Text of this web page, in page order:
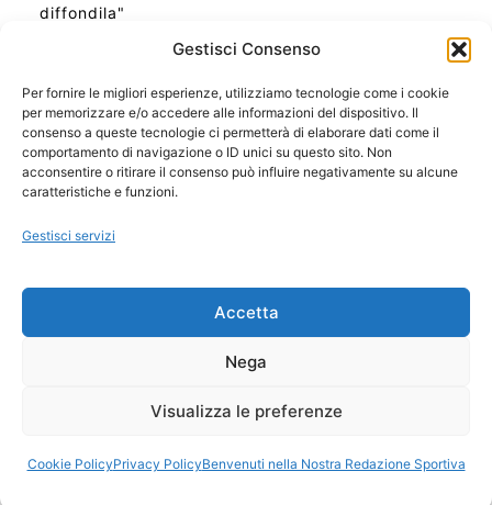
Gestisci Consenso
Per fornire le migliori esperienze, utilizziamo tecnologie come i cookie
per memorizzare e/o accedere alle informazioni del dispositivo. Il
consenso a queste tecnologie ci permetterà di elaborare dati come il
comportamento di navigazione o ID unici su questo sito. Non
acconsentire o ritirare il consenso può influire negativamente su alcune
caratteristiche e funzioni.
Gestisci servizi
Accetta
Nega
Visualizza le preferenze
Cookie PolicyPrivacy PolicyBenvenuti nella Nostra Redazione Sportiva
diffondila"
Ora Esatta in Italia in questo momento
Ti Senti Strano Ultimamente? Potrebbe Essere per
la Risonanza di Schumann
Come Sapere Se Stai Ascendendo alla Quinta
Copyright 2026 NotiziePlus.com
📰 Contenuto Umano Verificato
Privacy Coockie
Pubblicità